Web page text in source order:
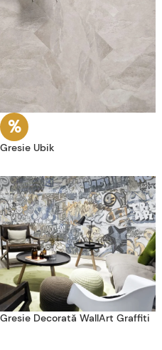
Gresie Ubik
Gresie Decorată WallArt Graffiti